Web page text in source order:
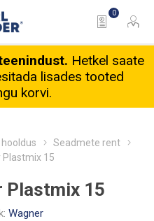
0
Hetkel saate
lisades tooted
korvi.
hooldus
Seadmete rent
Plastmix 15
Plastmix 15
Wagner